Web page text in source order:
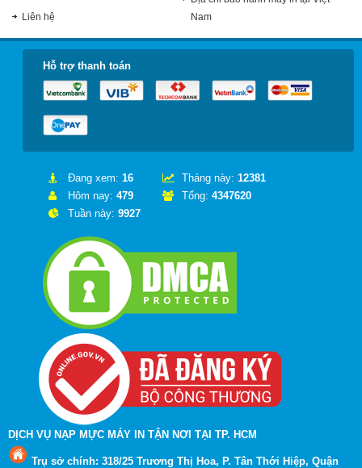
Liên hệ
Nam
Hỗ trợ thanh toán
Đang xem: 16
Hôm nay: 479
Tuần này: 9927
Tháng này: 12381
Tổng: 4347620
DỊCH VỤ NẠP MỰC MÁY IN TẬN NƠI TẠI TP. HCM
Trụ sở chính: 318/25 Trương Thị Hoa, P. Tân Thới Hiệp, Quận